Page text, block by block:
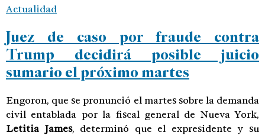
Actualidad
Juez de caso por fraude contra
Trump decidirá posible juicio
sumario el próximo martes
Engoron, que se pronunció el martes sobre la demanda
civil entablada por la fiscal general de Nueva York,
Letitia James, determinó que el expresidente y su